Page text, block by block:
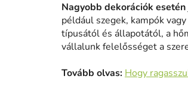
Nagyobb dekorációk esetén
például szegek, kampók
típusától és állapotától, a
vállalunk felelősséget a
Tovább olvas: Hogy